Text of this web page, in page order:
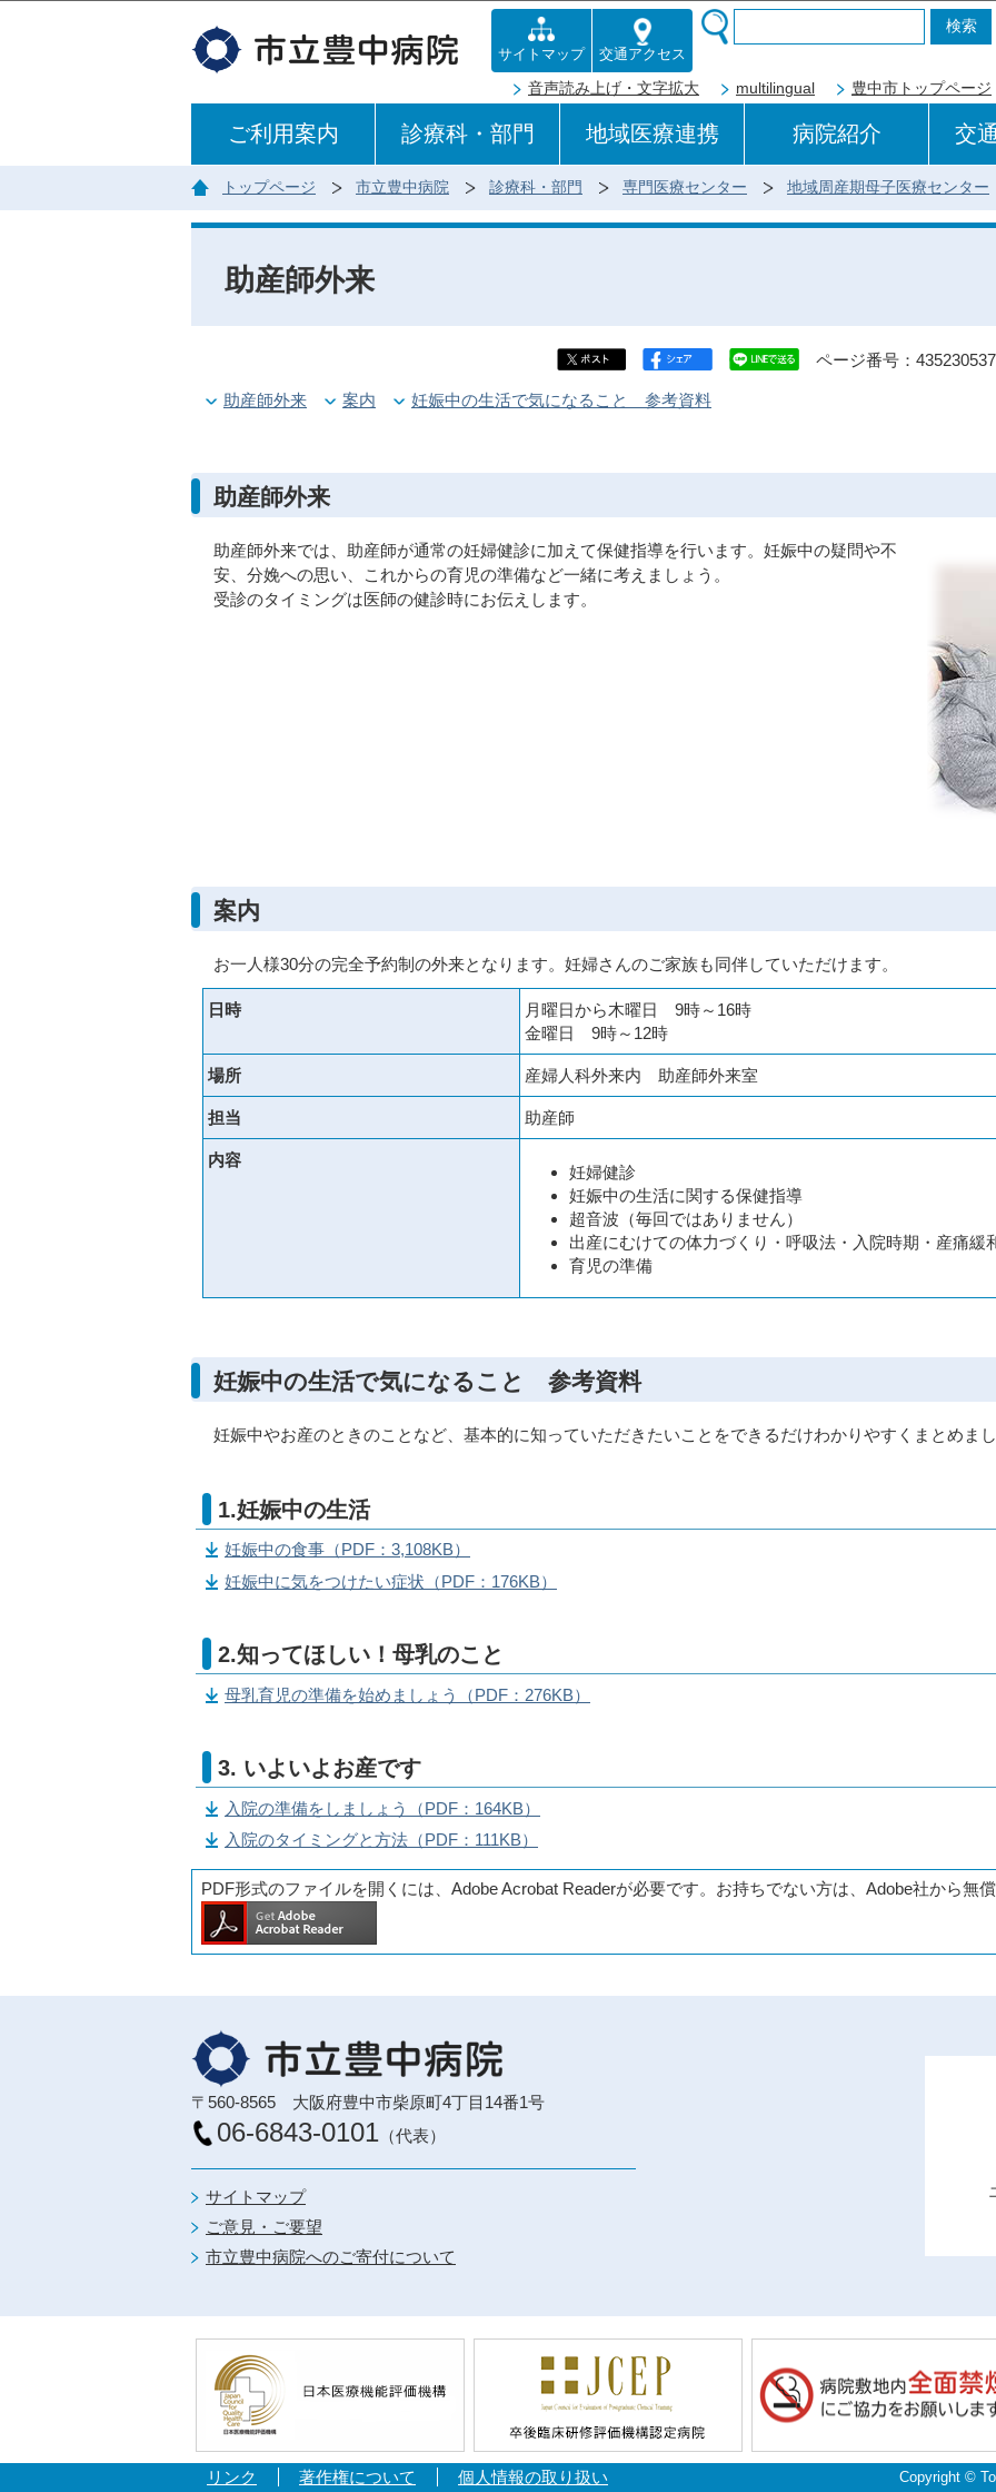
このページの本文へ移動
サイトマップ 交通アクセス
音声読み上げ・文字拡大 multilingual 豊中市トップページ
ご利用案内 診療科・部門 地域医療連携 病院紹介 交
トップページ 市立豊中病院 診療科・部門 専門医療センター 地域周産期母子医療センター
助産師外来
ページ番号：435230537
助産師外来 案内 妊娠中の生活で気になること 参考資料
助産師外来
助産師外来では、助産師が通常の妊婦健診に加えて保健指導を行います。妊娠中の疑問や不
安、分娩への思い、これからの育児の準備など一緒に考えましょう。
受診のタイミングは医師の健診時にお伝えします。
案内
お一人様30分の完全予約制の外来となります。妊婦さんのご家族も同伴していただけます。
日時
月曜日から木曜日 9時～16時
金曜日 9時～12時
場所 産婦人科外来内 助産師外来室
担当 助産師
内容
妊婦健診
妊娠中の生活に関する保健指導
超音波（毎回ではありません）
出産にむけての体力づくり・呼吸法・入院時期・産痛緩
育児の準備
妊娠中の生活で気になること 参考資料
妊娠中やお産のときのことなど、基本的に知っていただきたいことをできるだけわかりやすくまとめまし
1.妊娠中の生活
妊娠中の食事（PDF：3,108KB）
妊娠中に気をつけたい症状（PDF：176KB）
2.知ってほしい！母乳のこと
母乳育児の準備を始めましょう（PDF：276KB）
3. いよいよお産です
入院の準備をしましょう（PDF：164KB）
入院のタイミングと方法（PDF：111KB）
PDF形式のファイルを開くには、Adobe Acrobat Readerが必要です。お持ちでない方は、Adobe社から無
〒560-8565 大阪府豊中市柴原町4丁目14番1号
06-6843-0101 （代表）
サイトマップ
ご意見・ご要望
市立豊中病院へのご寄付について
リンク 著作権について 個人情報の取り扱い Copyright ©